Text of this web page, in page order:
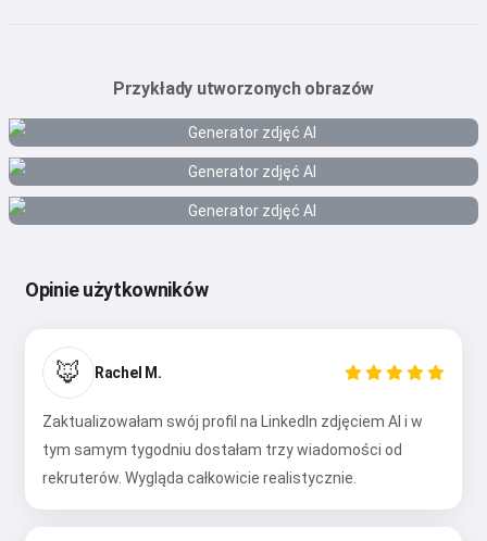
Przykłady utworzonych obrazów
Opinie użytkowników
🦊 Rachel M.
Zaktualizowałam swój profil na LinkedIn zdjęciem AI i w
tym samym tygodniu dostałam trzy wiadomości od
rekruterów. Wygląda całkowicie realistycznie.